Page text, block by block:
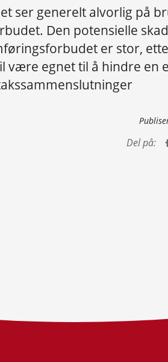
ser generelt alvorlig på
Den potensielle
er stor,
være egnet til å hindre en
Del på: